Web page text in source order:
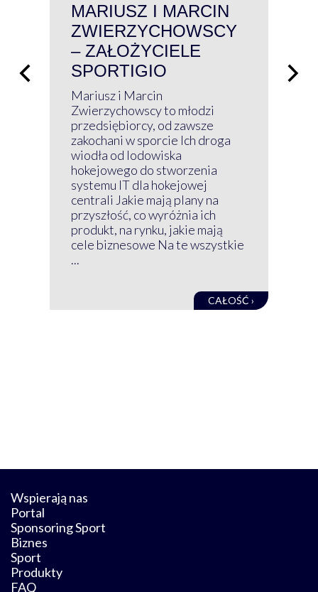
MARIUSZ I MARCIN
ZWIERZYCHOWSCY
– ZAŁOŻYCIELE
SPORTIGIO
Mariusz i Marcin
Zwierzychowscy to młodzi
przedsiębiorcy, od zawsze
zakochani w sporcie Ich droga
wiodła od lodowiska
hokejowego do stworzenia
systemu IT dla hokejowej
centrali Jakie mają plany na
przyszłość, co wyróżnia ich
produkt, na rynku, jakie mają
cele biznesowe Na te wszystkie
...
CAŁOŚĆ ›
Wspierają nas
Portal
Sponsoring Sport
Biznes
Sport
Produkty
FAQ